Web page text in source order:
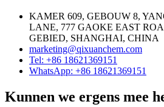
KAMER 609, GEBOUW 8,
LANE, 777 GAOKE EAST
GEBIED, SHANGHAI, CHINA
marketing@qixuanchem.com
Tel: +86 18621369151
WhatsApp: +86 18621369151
Kunnen we ergens mee